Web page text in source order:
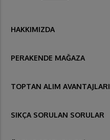
HAKKIMIZDA
PERAKENDE MAĞAZA
TOPTAN ALIM AVANTAJLARI
SIKÇA SORULAN SORULAR